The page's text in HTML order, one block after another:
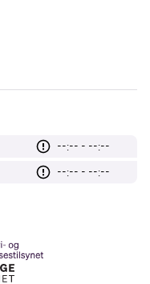
--:-- - --:--
--:-- - --:--